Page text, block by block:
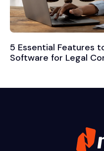
5 Essential Features
Software for Legal